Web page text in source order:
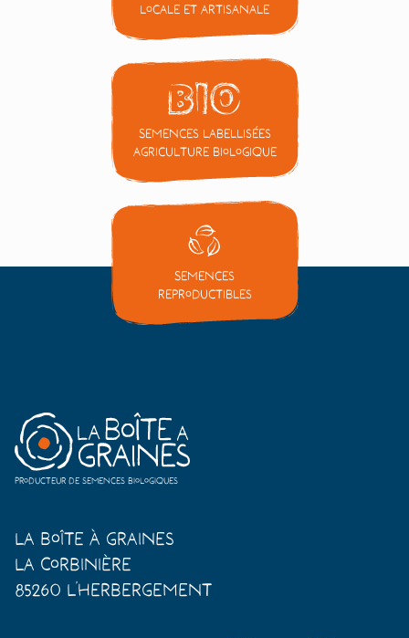
locale et artisanale
Semences labellisées
Agriculture Biologique
Semences
reproductibles
Producteur de semences biologiques
La Boîte à Graines
La Corbinière
85260 L'Herbergement